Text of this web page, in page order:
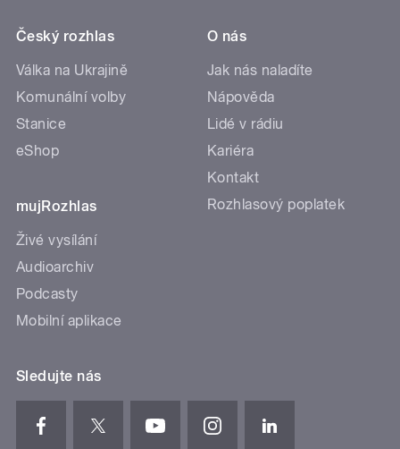
Český rozhlas
Válka na Ukrajině
Komunální volby
Stanice
eShop
mujRozhlas
Živé vysílání
Audioarchiv
Podcasty
Mobilní aplikace
O nás
Jak nás naladíte
Nápověda
Lidé v rádiu
Kariéra
Kontakt
Rozhlasový poplatek
Sledujte nás